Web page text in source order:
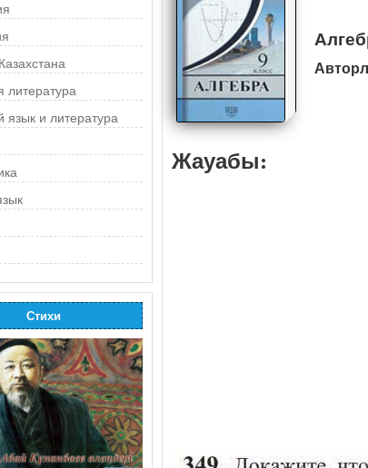
литература
язык и литература
Стихи
Жауабы: